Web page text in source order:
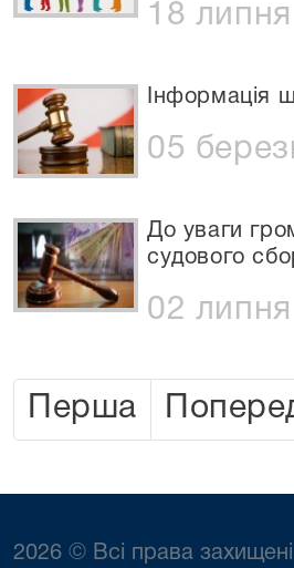
18
Інформація
05
До уваги
судового
02
Перша
2026 © Всі права захищені